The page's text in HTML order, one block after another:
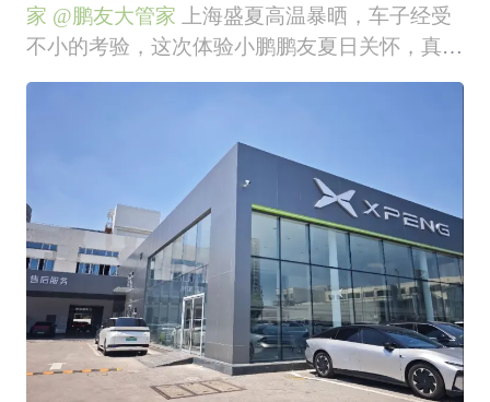
家 @鹏友大管家 上海盛夏高温暴晒，车子经受
不小的考验，这次体验小鹏鹏友夏日关怀，真心
感觉做鹏友幸福感满满。提前在APP预约就可以
季免费检测，师傅仔细检查电池冷却、空调、轮
胎还有底盘。夏天特别需要空调，检查完制